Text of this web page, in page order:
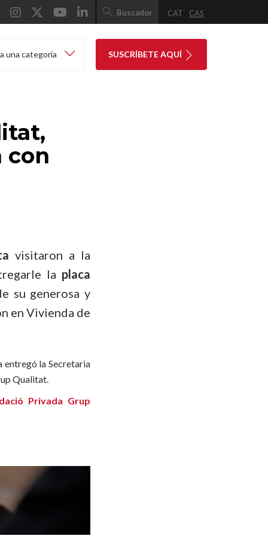
Buscador CAT CAS
una categoría SUSCRÍBETE AQUÍ
con
visitaron a la
la placa
su generosa y
en Vivienda de
entregó la Secretaria
Qualitat.
Privada Grup